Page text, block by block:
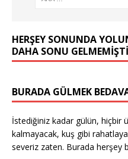
HERŞEY SONUNDA
DAHA SONU
BURADA GÜLMEK
İstediğiniz kadar gülün, hiçbir
kalmayacak, kuş gibi
severiz zaten. Burada herşey